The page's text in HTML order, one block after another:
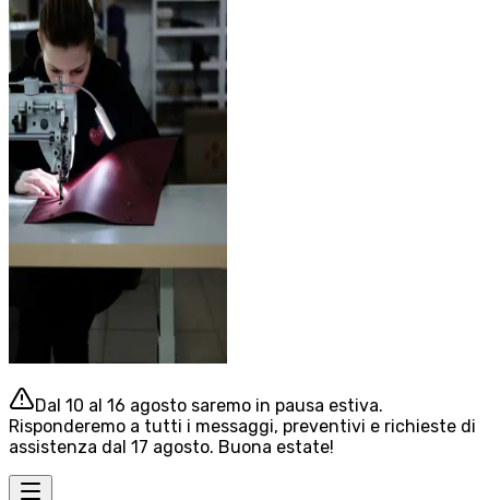
Dal 10 al 16 agosto saremo in pausa estiva.
Risponderemo a tutti i messaggi, preventivi e richieste di
assistenza dal 17 agosto. Buona estate!